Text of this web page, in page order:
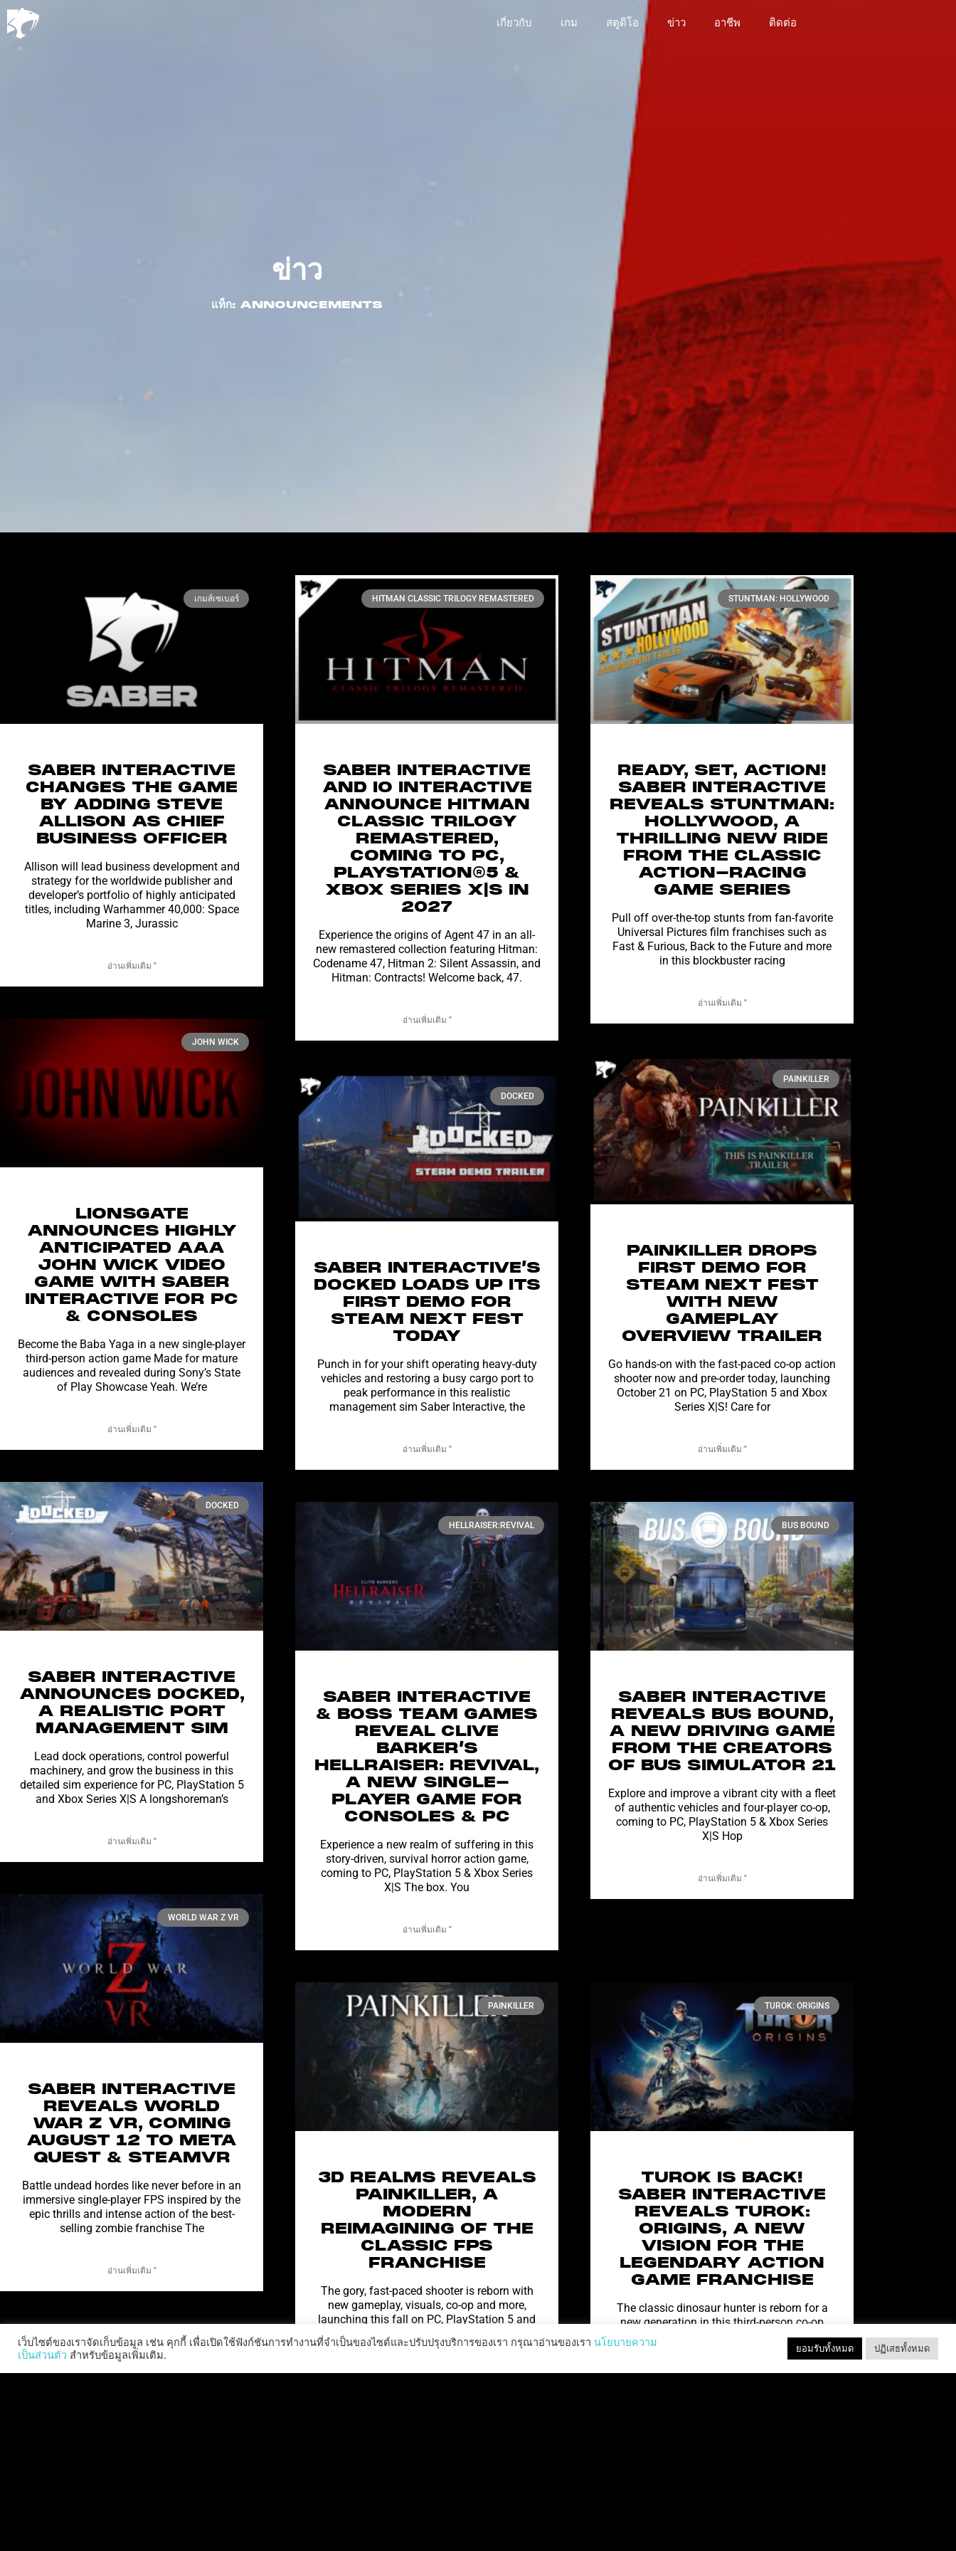
เกี่ยวกับ เกม สตูดิโอ ข่าว อาชีพ ติดต่อ
ข่าว
แท็ก: ANNOUNCEMENTS
เกมส์เซเบอร์
SABER INTERACTIVE
CHANGES THE GAME
BY ADDING STEVE
ALLISON AS CHIEF
BUSINESS OFFICER
Allison will lead business development and
strategy for the worldwide publisher and
developer’s portfolio of highly anticipated
titles, including Warhammer 40,000: Space
Marine 3, Jurassic
อ่านเพิ่มเติม "
HITMAN CLASSIC TRILOGY REMASTERED
SABER INTERACTIVE
AND IO INTERACTIVE
ANNOUNCE HITMAN
CLASSIC TRILOGY
REMASTERED,
COMING TO PC,
PLAYSTATION®5 &
XBOX SERIES X|S IN
2027
Experience the origins of Agent 47 in an all-
new remastered collection featuring Hitman:
Codename 47, Hitman 2: Silent Assassin, and
Hitman: Contracts! Welcome back, 47.
อ่านเพิ่มเติม "
STUNTMAN: HOLLYWOOD
READY, SET, ACTION!
SABER INTERACTIVE
REVEALS STUNTMAN:
HOLLYWOOD, A
THRILLING NEW RIDE
FROM THE CLASSIC
ACTION-RACING
GAME SERIES
Pull off over-the-top stunts from fan-favorite
Universal Pictures film franchises such as
Fast & Furious, Back to the Future and more
in this blockbuster racing
อ่านเพิ่มเติม "
JOHN WICK
LIONSGATE
ANNOUNCES HIGHLY
ANTICIPATED AAA
JOHN WICK VIDEO
GAME WITH SABER
INTERACTIVE FOR PC
& CONSOLES
Become the Baba Yaga in a new single-player
third-person action game Made for mature
audiences and revealed during Sony’s State
of Play Showcase Yeah. We’re
อ่านเพิ่มเติม "
DOCKED
SABER INTERACTIVE’S
DOCKED LOADS UP ITS
FIRST DEMO FOR
STEAM NEXT FEST
TODAY
Punch in for your shift operating heavy-duty
vehicles and restoring a busy cargo port to
peak performance in this realistic
management sim Saber Interactive, the
อ่านเพิ่มเติม "
PAINKILLER
PAINKILLER DROPS
FIRST DEMO FOR
STEAM NEXT FEST
WITH NEW
GAMEPLAY
OVERVIEW TRAILER
Go hands-on with the fast-paced co-op action
shooter now and pre-order today, launching
October 21 on PC, PlayStation 5 and Xbox
Series X|S! Care for
อ่านเพิ่มเติม "
DOCKED
SABER INTERACTIVE
ANNOUNCES DOCKED,
A REALISTIC PORT
MANAGEMENT SIM
Lead dock operations, control powerful
machinery, and grow the business in this
detailed sim experience for PC, PlayStation 5
and Xbox Series X|S A longshoreman’s
อ่านเพิ่มเติม "
HELLRAISER:REVIVAL
SABER INTERACTIVE
& BOSS TEAM GAMES
REVEAL CLIVE
BARKER’S
HELLRAISER: REVIVAL,
A NEW SINGLE-
PLAYER GAME FOR
CONSOLES & PC
Experience a new realm of suffering in this
story-driven, survival horror action game,
coming to PC, PlayStation 5 & Xbox Series
X|S The box. You
อ่านเพิ่มเติม "
BUS BOUND
SABER INTERACTIVE
REVEALS BUS BOUND,
A NEW DRIVING GAME
FROM THE CREATORS
OF BUS SIMULATOR 21
Explore and improve a vibrant city with a fleet
of authentic vehicles and four-player co-op,
coming to PC, PlayStation 5 & Xbox Series
X|S Hop
อ่านเพิ่มเติม "
WORLD WAR Z VR
SABER INTERACTIVE
REVEALS WORLD
WAR Z VR, COMING
AUGUST 12 TO META
QUEST & STEAMVR
Battle undead hordes like never before in an
immersive single-player FPS inspired by the
epic thrills and intense action of the best-
selling zombie franchise The
อ่านเพิ่มเติม "
PAINKILLER
3D REALMS REVEALS
PAINKILLER, A
MODERN
REIMAGINING OF THE
CLASSIC FPS
FRANCHISE
The gory, fast-paced shooter is reborn with
new gameplay, visuals, co-op and more,
launching this fall on PC, PlayStation 5 and
อ่านเพิ่มเติม "
TUROK: ORIGINS
TUROK IS BACK!
SABER INTERACTIVE
REVEALS TUROK:
ORIGINS, A NEW
VISION FOR THE
LEGENDARY ACTION
GAME FRANCHISE
The classic dinosaur hunter is reborn for a
new generation in this third-person co-op
shooter, coming to PC, PlayStation 5 & Xbox
เว็บไซต์ของเราจัดเก็บข้อมูล เช่น คุกกี้ เพื่อเปิดใช้ฟังก์ชันการทำงานที่จำเป็นของไซต์และปรับปรุงบริการของเรา กรุณาอ่านของเรา นโยบายความ
เป็นส่วนตัว สำหรับข้อมูลเพิ่มเติม.
ยอมรับทั้งหมด ปฏิเสธทั้งหมด